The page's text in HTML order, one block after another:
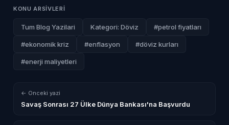
KONU ARSIVLERI
Tum Blog Yazilari Kategori: Döviz #petrol fiyatları
#ekonomik kriz #enflasyon #döviz kurları
#enerji maliyetleri
← Onceki yazi
Savaş Sonrası 27 Ülke Dünya Bankası'na Başvurdu